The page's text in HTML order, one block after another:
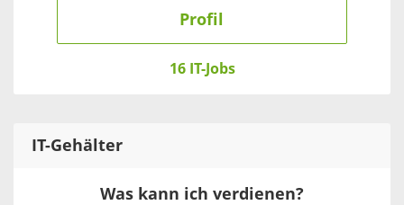
Profil
16 IT-Jobs
IT-Gehälter
Was kann ich verdienen?